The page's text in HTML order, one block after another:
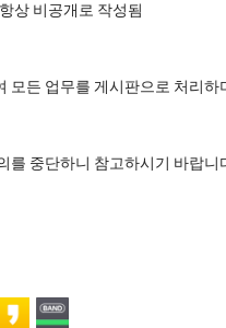
상 비공개로 작성됨
모든 업무를 게시판으로 처리
를 중단하니 참고하시기 바랍니